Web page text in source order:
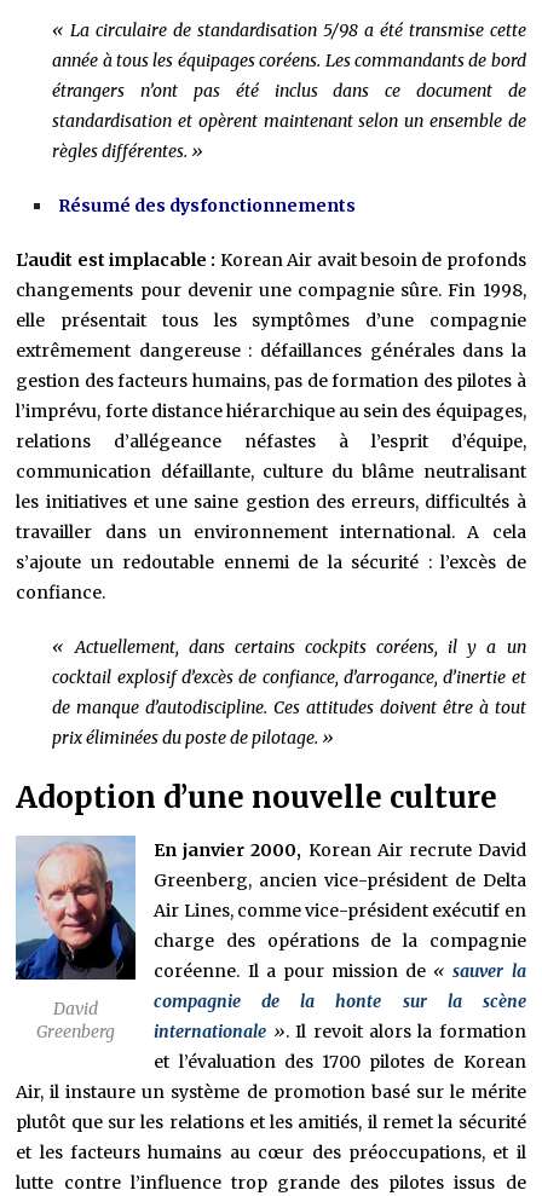
« La circulaire de standardisation 5/98 a été transmise cette
année à tous les équipages coréens. Les commandants de bord
étrangers n’ont pas été inclus dans ce document de
standardisation et opèrent maintenant selon un ensemble de
règles différentes. »
Résumé des dysfonctionnements
L’audit est implacable : Korean Air avait besoin de profonds
changements pour devenir une compagnie sûre. Fin 1998,
elle présentait tous les symptômes d’une compagnie
extrêmement dangereuse : défaillances générales dans la
gestion des facteurs humains, pas de formation des pilotes à
l’imprévu, forte distance hiérarchique au sein des équipages,
relations d’allégeance néfastes à l’esprit d’équipe,
communication défaillante, culture du blâme neutralisant
les initiatives et une saine gestion des erreurs, difficultés à
travailler dans un environnement international. A cela
s’ajoute un redoutable ennemi de la sécurité : l’excès de
confiance.
« Actuellement, dans certains cockpits coréens, il y a un
cocktail explosif d’excès de confiance, d’arrogance, d’inertie et
de manque d’autodiscipline. Ces attitudes doivent être à tout
prix éliminées du poste de pilotage. »
Adoption d’une nouvelle culture
David
Greenberg
En janvier 2000, Korean Air recrute David
Greenberg, ancien vice-président de Delta
Air Lines, comme vice-président exécutif en
charge des opérations de la compagnie
coréenne. Il a pour mission de «sauver la
compagnie de la honte sur la scène
internationale ». Il revoit alors la formation
et l’évaluation des 1700 pilotes de Korean
Air, il instaure un système de promotion basé sur le mérite
plutôt que sur les relations et les amitiés, il remet la sécurité
et les facteurs humains au cœur des préoccupations, et il
lutte contre l’influence trop grande des pilotes issus de